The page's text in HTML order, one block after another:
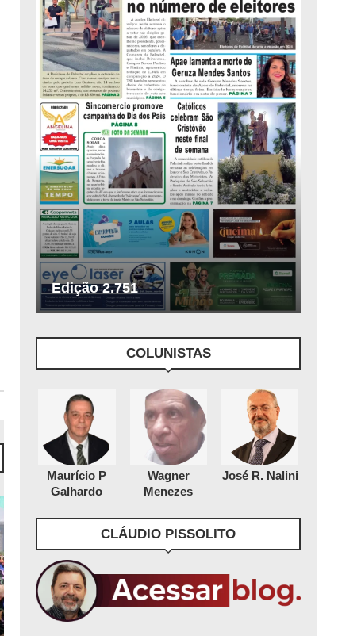
Edição 2.751
COLUNISTAS
Maurício P
Galhardo
Wagner
Menezes
José R. Nalini
CLÁUDIO PISSOLITO